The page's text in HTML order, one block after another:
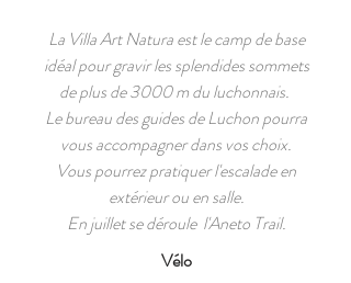
La Villa Art Natura est le camp de base
idéal pour gravir les splendides sommets
de plus de 3000 m du luchonnais.
Le bureau des guides de Luchon pourra
vous accompagner dans vos choix.
Vous pourrez pratiquer l'escalade en
extérieur ou en salle.
En juillet se déroule l'Aneto Trail.
Vélo